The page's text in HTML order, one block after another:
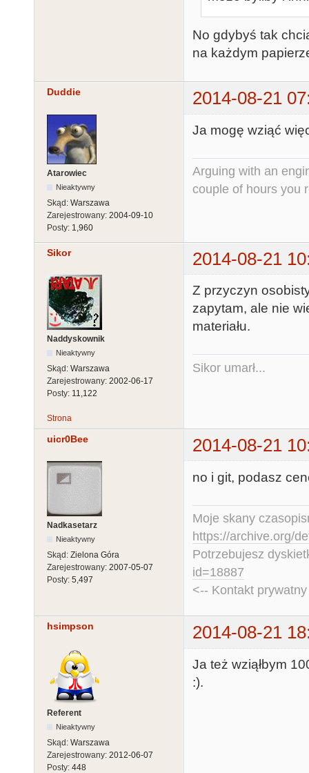
No gdybyś tak
na każdym
Duddie 2014-08-21
Atarowiec
Nieaktywny
Skąd: Warszawa
Zarejestrowany: 2004-09-10
Posty: 1,960
Ja mogę wziąć
Arguing with an
couple of hours you
Sikor 2014-08-21
Naddyskownik
Nieaktywny
Skąd: Warszawa
Zarejestrowany: 2002-06-17
Posty: 11,122
Z przyczyn
zapytam, ale nie
materiału.
Sikor umarł...
Strona
uicr0Bee 2014-08-21
Nadkasetarz
Nieaktywny
Skąd: Zielona Góra
Zarejestrowany: 2007-05-07
Posty: 5,497
no i git, podasz
Moje skany
https://archive.org/
Potrzebujesz
id=18887
<-- Kontakt
hsimpson 2014-08-21
Referent
Nieaktywny
Skąd: Warszawa
Zarejestrowany: 2012-06-07
Posty: 448
Ja też wziąłbym
:).